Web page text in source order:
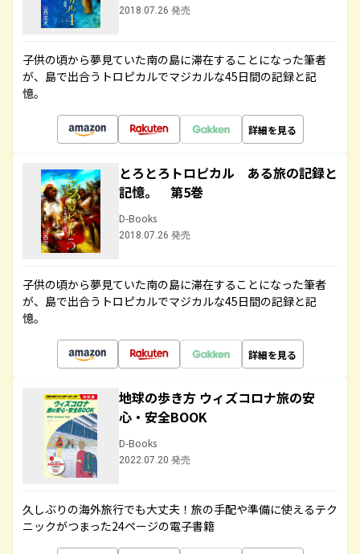
2018.07.26 発売
子供の頃から夢見ていた南の島に滞在することになった筆者
が、島で出合うトロピカルでマジカルな45日間の記録と記
憶。
詳細を見る
とろとろトロピカル ある旅の記録と
記憶。 第5巻
D-Books
2018.07.26 発売
子供の頃から夢見ていた南の島に滞在することになった筆者
が、島で出合うトロピカルでマジカルな45日間の記録と記
憶。
詳細を見る
地球の歩き方 ウィズコロナ旅の安
心・安全BOOK
D-Books
2022.07.20 発売
久しぶりの海外旅行でも大丈夫！旅の手配や準備に使えるテク
ニックがつまった24ページの電子書籍